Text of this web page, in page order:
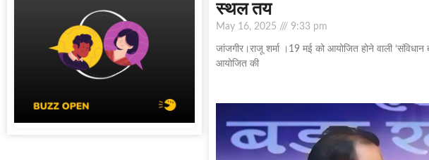
स्थल तय
May 16, 2025 9:33 pm
जांजगीर।राजू शर्मा ।19 मई को आयोजित होने वाली
आयोजित की